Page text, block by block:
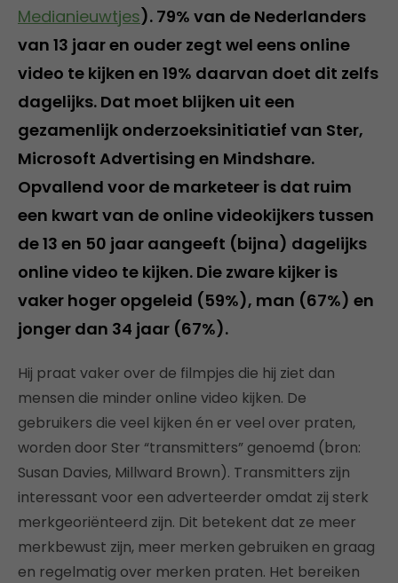
Medianieuwtjes). 79% van de Nederlanders
van 13 jaar en ouder zegt wel eens online
video te kijken en 19% daarvan doet dit zelfs
dagelijks. Dat moet blijken uit een
gezamenlijk onderzoeksinitiatief van Ster,
Microsoft Advertising en Mindshare.
Opvallend voor de marketeer is dat ruim
een kwart van de online videokijkers tussen
de 13 en 50 jaar aangeeft (bijna) dagelijks
online video te kijken. Die zware kijker is
vaker hoger opgeleid (59%), man (67%) en
jonger dan 34 jaar (67%).
Hij praat vaker over de filmpjes die hij ziet dan
mensen die minder online video kijken. De
gebruikers die veel kijken én er veel over praten,
worden door Ster “transmitters” genoemd (bron:
Susan Davies, Millward Brown). Transmitters zijn
interessant voor een adverteerder omdat zij sterk
merkgeoriënteerd zijn. Dit betekent dat ze meer
merkbewust zijn, meer merken gebruiken en graag
en regelmatig over merken praten. Het bereiken